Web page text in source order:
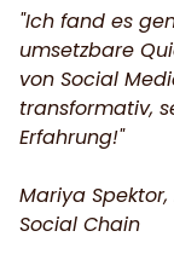
"Ich fand es
umsetzbare
von Social
transformativ,
Erfahrung!"
Mariya
Social Chain